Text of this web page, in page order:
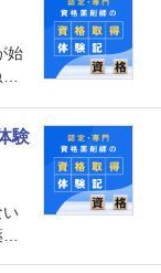
始
も
ん験
い